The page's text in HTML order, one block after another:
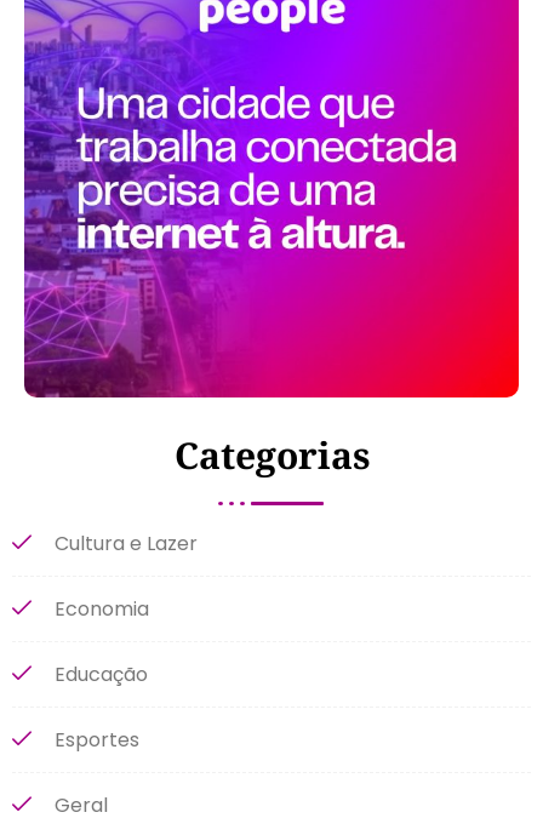
Categorias
Cultura e Lazer
Economia
Educação
Esportes
Geral